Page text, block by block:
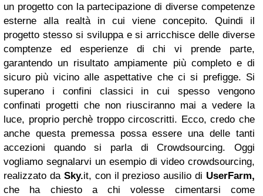
un progetto con la partecipazione di diverse competenze
esterne alla realtà in cui viene concepito. Quindi il
progetto stesso si sviluppa e si arricchisce delle diverse
comptenze ed esperienze di chi vi prende parte,
garantendo un risultato ampiamente più completo e di
sicuro più vicino alle aspettative che ci si prefigge. Si
superano i confini classici in cui spesso vengono
confinati progetti che non riusciranno mai a vedere la
luce, proprio perchè troppo circoscritti. Ecco, credo che
anche questa premessa possa essere una delle tanti
accezioni quando si parla di Crowdsourcing. Oggi
vogliamo segnalarvi un esempio di video crowdsourcing,
realizzato da Sky.it, con il prezioso ausilio di UserFarm,
che ha chiesto a chi volesse cimentarsi come